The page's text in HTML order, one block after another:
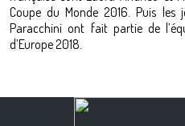
Coupe du Monde 2016. Puis les
Paracchini ont fait partie de
d’Europe 2018.